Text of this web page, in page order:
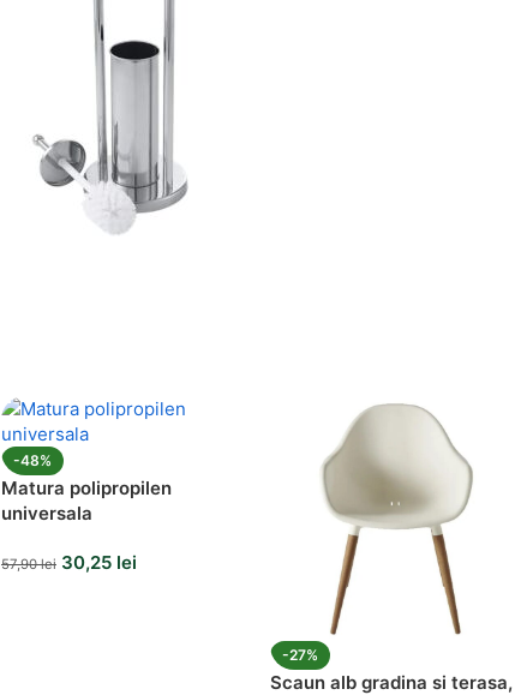
-48%
Matura polipropilen
universala
57,90lei 30,25 lei
-27%
Scaun alb gradina si terasa,